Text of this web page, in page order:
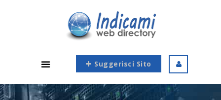
Suggerisci Sito